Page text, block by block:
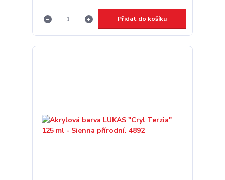
Přidat do košíku